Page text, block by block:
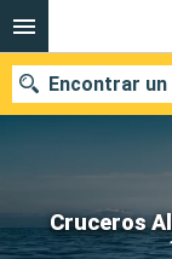
Cruceros
Encontrar
Nuestros